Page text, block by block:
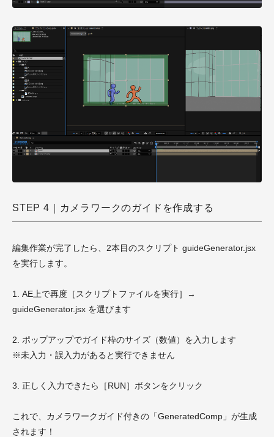
STEP 4｜カメラワークのガイドを作成する
編集作業が完了したら、2本目のスクリプト guideGenerator.jsx
を実行します。
1. AE上で再度［スクリプトファイルを実行］→
guideGenerator.jsx を選びます
2. ポップアップでガイド枠のサイズ（数値）を入力します
※未入力・誤入力があると実行できません
3. 正しく入力できたら［RUN］ボタンをクリック
これで、カメラワークガイド付きの「GeneratedComp」が生成
されます！